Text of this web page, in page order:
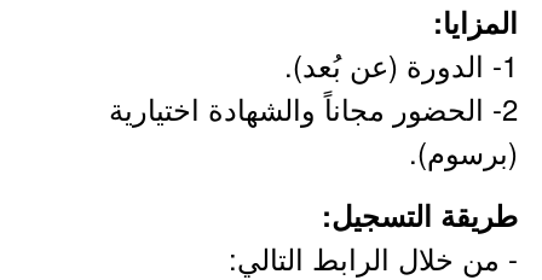
المزايا:
1- الدورة (عن بُعد).
2- الحضور مجاناً والشهادة اختيارية
(برسوم).
طريقة التسجيل:
- من خلال الرابط التالي: